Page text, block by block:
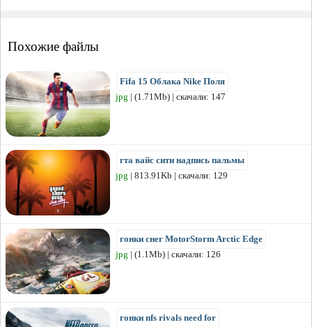
Похожие файлы
Fifa 15 Облака Nike Поля
jpg | (1.71Mb) | скачали: 147
гта вайс сити надпись пальмы
jpg | 813.91Kb | скачали: 129
гонки снег MotorStorm Arctic Edge
jpg | (1.1Mb) | скачали: 126
гонки nfs rivals need for